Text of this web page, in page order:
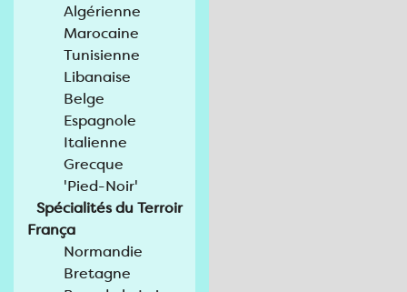
Algérienne
Marocaine
Tunisienne
Libanaise
Belge
Espagnole
Italienne
Grecque
'Pied-Noir'
Spécialités du Terroir
França
Normandie
Bretagne